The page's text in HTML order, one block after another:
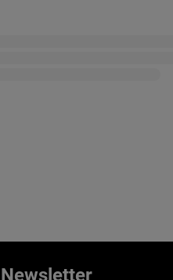
Newsletter